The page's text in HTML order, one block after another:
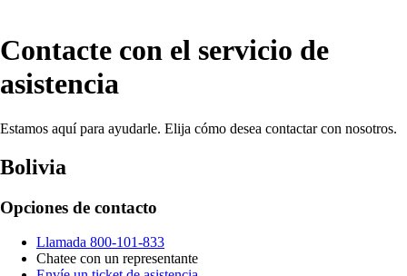
Contacte con el servicio de
asistencia
Estamos aquí para ayudarle. Elija cómo desea contactar con nosotros.
Bolivia
Opciones de contacto
Llamada 800-101-833
Chatee con un representante